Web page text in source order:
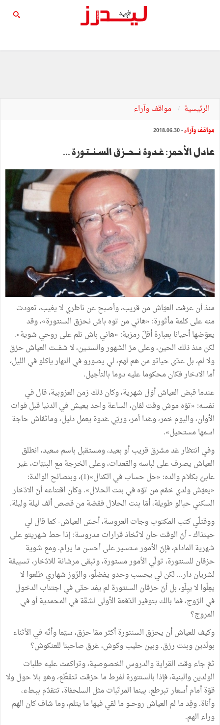
الرئيسية مواقف وآراء
مواقف وآراء- 2018.06.30
عادل الأحمر: غـدوة نــحــزق السـنــتـورة ...
منذ أن عرفت العيّاش من قريب، وأصبح عن ناظري لا يغيب، تعودت
منه على كلمة مأثورة: «هاني من توه باش نحزق السنتورة»، وقد
يعوّضها أحيانا بعبارة أقلّ رمزية: «هاني باش نلم على روحي شوية».
لكن منذ ذلك الحين، وعلى مرّ الشهور والسنــين، لا شفـــت العياش حزق
ولا لم، بل عدّى حياتو من هم لهم، لي يصورو في النهار ياكلو في الليل،
أما الادخار فكان محكوما عليه دوما بالتأجيل.
عندما قبض العياش أوّل شهرية، وكان ذلك زمن العزوبية، قال في
نفسه: «توّه موش وقت لمّان، الساعة واحد يعيش في الدنيا قبل فوات
الأوان، واليوم خمر، وغدا أمر، وربّي غدوة يعمل دليل، وماثمّاش حاجة
اسمها مستحيل».
وفي انتظار غد مشرق قريب أو بعيد، ومستقبل باسم سعيد، انطلق
العياش يصرف على لباسه والقعدات، وعلى الخرجة مع البنيّات، غير
عابئ بكلام والده: «حل حساب في الكنال»(1)، وبنصائح الوالدة:
«يعيّش ولدي خمّم من توّه في بنت الحلال». وكان اقتناعه أنّ الادّخار
السكني حبالو طويلة، أمّا بنت الحلال فقصّة من قصص ألف ليلة وليلة.
ووقتلّي كتب المكتوب وجات العروسة، أحسّ العياش- كما قال لي
حينذاك - أنّ الوقت حان لاتّخاذ قرارات مدروسة: إذا حط شهريتو على
شهرية المادام، فإنّ الأمور ستسير على أحسن ما يرام. ومع شوية
حزقان للسنتورة، تولّي الأمور مستورة، وتبقى مرشانة للادّخار، تسبيقة
لشريان دار... لكن لي يحسب وحدو يفضلّو، والزّوز شهاري طلعوا لا
يعِلّوا لا يبِلّو، بل أنّ حزقان السنتورة لم يفد حتّى في اجتناب الدخول
في الرّوج، فما بالك بتوفير الدّفعة الأولى لشقّة في المحمدية أو في
المروج؟
وكيف للعياش أن يحزق السنتورة أكثر ممّا حزق، سيّما وأنّه في الأثناء
بولَدين وبنت رزق. وبين حليب وكوش، غرق صاحبنا للعنكوش؟
ثمّ جاء وقت القراية والدروس الخصوصية، وتراكمت عليه طلبات
الولدين والبنية، فإذا بالسنتورة لفرط ما حزقت تتقطّع، وهو بلا حول ولا
قوّة أمام أسعار تبرطع، بينما المرتّبات مثل السلحفاة، تتقدّم ببـطء،
وأناة. وقِد ما لم العياش روحــو ما لقي فيها ما يتلم، وما شاف كان الهم
وراء الهم.